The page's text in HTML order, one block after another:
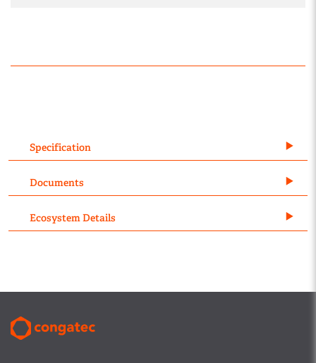
Specification
Documents
Ecosystem Details